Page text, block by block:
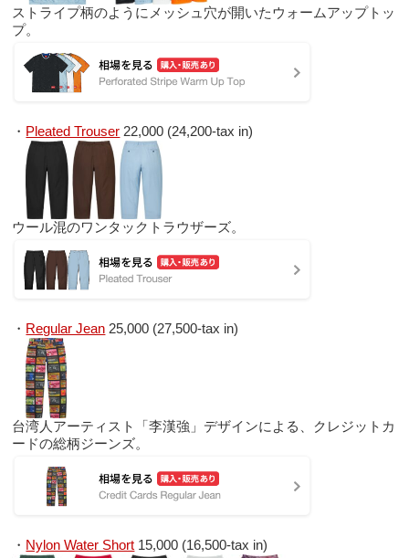
ストライプ柄のようにメッシュ穴が開いたウォームアップトッ
プ。
・ Pleated Trouser 22,000 (24,200-tax in)
ウール混のワンタックトラウザーズ。
・ Regular Jean 25,000 (27,500-tax in)
台湾人アーティスト「李漢強」デザインによる、クレジットカ
ードの総柄ジーンズ。
・ Nylon Water Short 15,000 (16,500-tax in)